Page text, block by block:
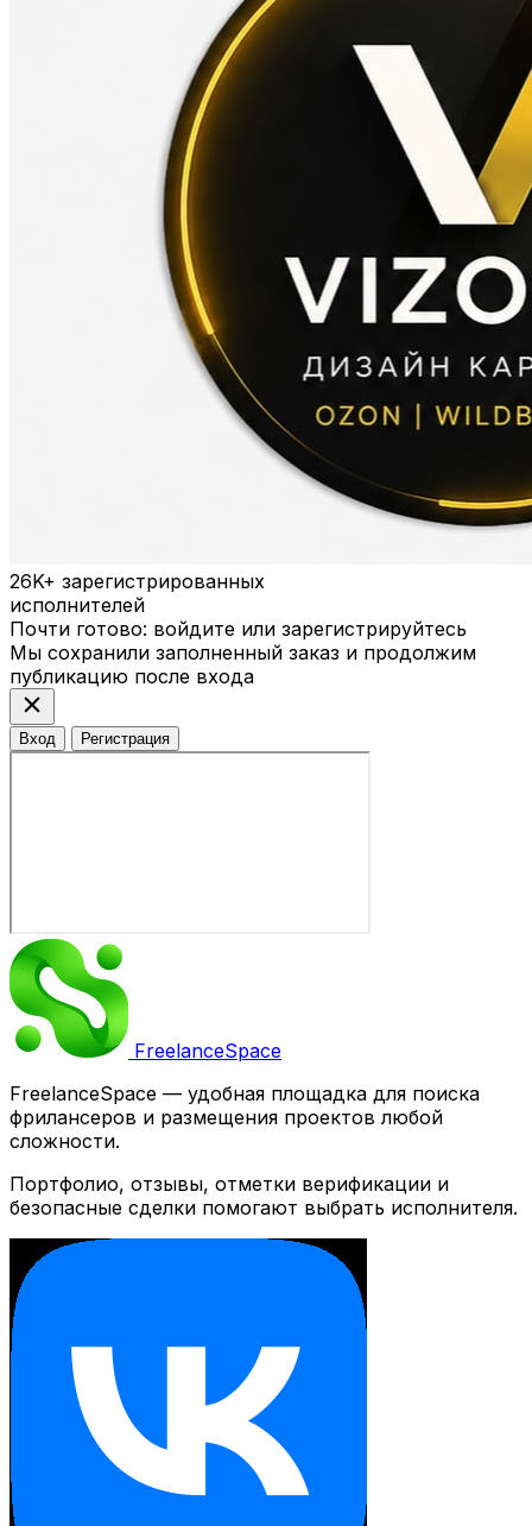
26K+ зарегистрированных
исполнителей
Почти готово: войдите или зарегистрируйтесь
Мы сохранили заполненный заказ и продолжим
публикацию после входа
close
Вход Регистрация
FreelanceSpace
FreelanceSpace — удобная площадка для поиска
фрилансеров и размещения проектов любой
сложности.
Портфолио, отзывы, отметки верификации и
безопасные сделки помогают выбрать исполнителя.